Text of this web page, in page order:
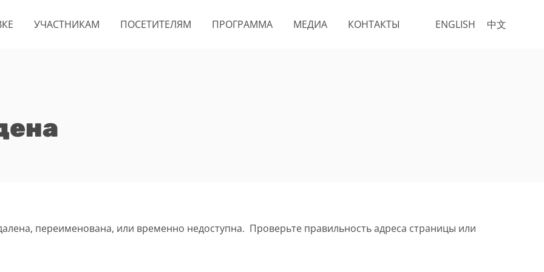
ENGLISH 中文
УЧАСТНИКАМ ПОСЕТИТЕЛЯМ ПРОГРАММА МЕДИА КОНТАКТЫ
переименована, или временно недоступна. Проверьте правильность адреса страницы или